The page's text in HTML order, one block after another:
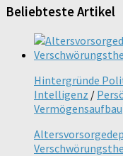
Beliebteste Artikel
Hintergründe
Intelligenz /
Vermögensaufbau